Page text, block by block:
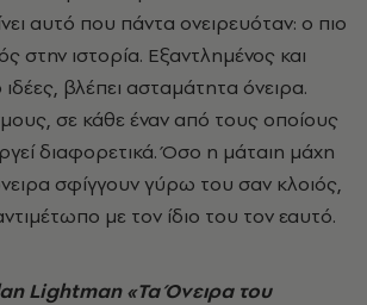
αυτό που πάντα ονειρευόταν: ο πιο
στην ιστορία. Εξαντλημένος και
βλέπει ασταμάτητα όνειρα.
σε κάθε έναν από τους οποίους
διαφορετικά. Όσο η μάταιη μάχη
σφίγγουν γύρω του σαν κλοιός,
με τον ίδιο του τον εαυτό.
Lightman «Τα Όνειρα του